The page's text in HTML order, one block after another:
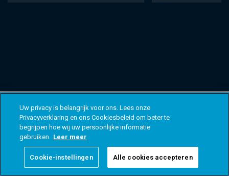
Uw privacy is belangrijk voor ons. Lees onze
Privacyverklaring en ons Cookiesbeleid om beter te
begrijpen hoe wij uw persoonlijke informatie
gebruiken. Leer meer
Cookie-instellingen Alle cookies accepteren